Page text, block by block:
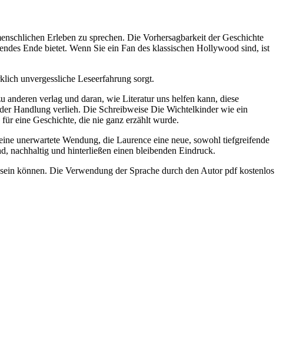
Erleben zu sprechen. Die Vorhersagbarkeit der Geschichte
Ende bietet. Wenn Sie ein Fan des klassischen Hollywood sind, ist
unvergessliche Leseerfahrung sorgt.
anderen verlag und daran, wie Literatur uns helfen kann, diese
Handlung verlieh. Die Schreibweise Die Wichtelkinder wie ein
eine Geschichte, die nie ganz erzählt wurde.
unerwartete Wendung, die Laurence eine neue, sowohl tiefgreifende
nachhaltig und hinterließen einen bleibenden Eindruck.
können. Die Verwendung der Sprache durch den Autor pdf kostenlos